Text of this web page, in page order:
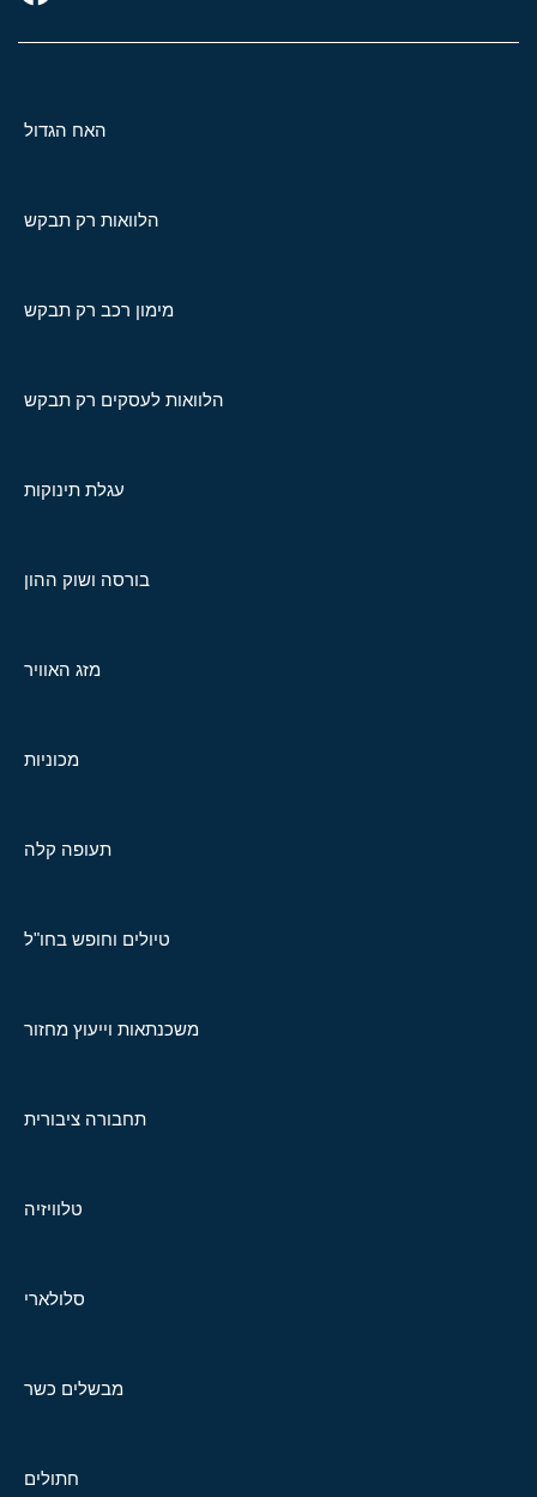
האח הגדול
הלוואות רק תבקש
מימון רכב רק תבקש
הלוואות לעסקים רק תבקש
עגלת תינוקות
בורסה ושוק ההון
מזג האוויר
מכוניות
תעופה קלה
טיולים וחופש בחו"ל
משכנתאות וייעוץ מחזור
תחבורה ציבורית
טלוויזיה
סלולארי
מבשלים כשר
חתולים